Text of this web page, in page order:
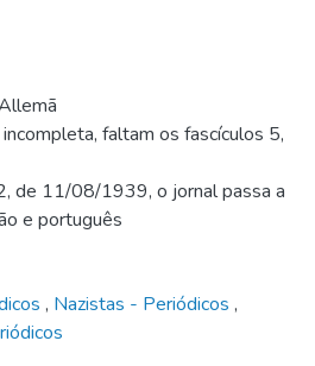
faltam os fascículos 5,
de 11/08/1939, o jornal passa a
e português
, Nazistas - Periódicos ,